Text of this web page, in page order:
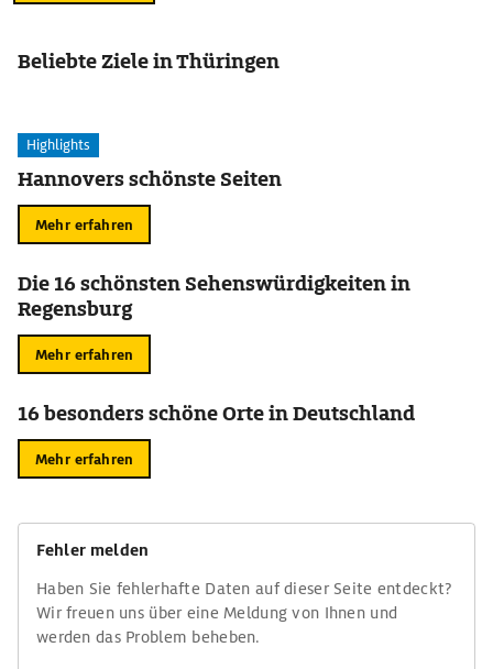
Beliebte Ziele in Thüringen
Highlights
Hannovers schönste Seiten
Mehr erfahren
Die 16 schönsten Sehenswürdigkeiten in
Regensburg
Mehr erfahren
16 besonders schöne Orte in Deutschland
Mehr erfahren
Fehler melden
Haben Sie fehlerhafte Daten auf dieser Seite entdeckt?
Wir freuen uns über eine Meldung von Ihnen und
werden das Problem beheben.